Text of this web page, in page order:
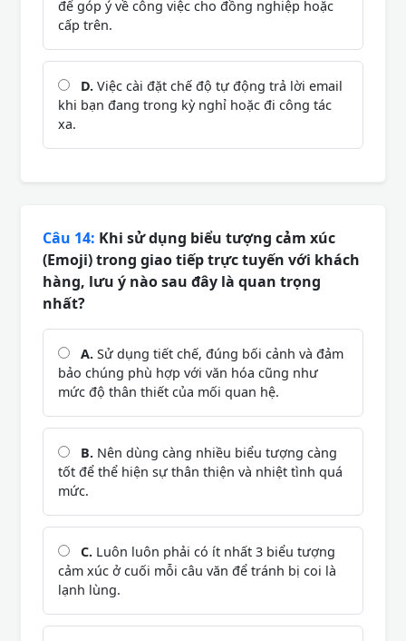
để góp ý về công việc cho đồng nghiệp hoặc
cấp trên.
D. Việc cài đặt chế độ tự động trả lời email
khi bạn đang trong kỳ nghỉ hoặc đi công tác
xa.
Câu 14: Khi sử dụng biểu tượng cảm xúc
(Emoji) trong giao tiếp trực tuyến với khách
hàng, lưu ý nào sau đây là quan trọng
nhất?
A. Sử dụng tiết chế, đúng bối cảnh và đảm
bảo chúng phù hợp với văn hóa cũng như
mức độ thân thiết của mối quan hệ.
B. Nên dùng càng nhiều biểu tượng càng
tốt để thể hiện sự thân thiện và nhiệt tình quá
mức.
C. Luôn luôn phải có ít nhất 3 biểu tượng
cảm xúc ở cuối mỗi câu văn để tránh bị coi là
lạnh lùng.